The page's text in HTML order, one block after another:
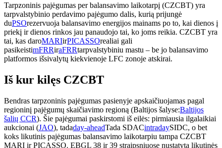
Tarpzoninis pajėgumas per balansavimo laikotarpį (CZCBT) yra
tarpvalstybinio perdavimo pajėgumo dalis, kurią prijungė
duPSOrezervuoja balansavimo energijos mainams po to, kai dienos į
priekį ir dienos rinkos jau panaudojo tai, ko joms reikia. CZCBT yra
tai, kas daroMARIirPICASSOrealiai gali
pasikeistimFRRiraFRRtarpvalstybiniu mastu – be jo balansavimo
platformos išsivalytų kiekvienoje LFC zonoje atskirai.
Iš kur kilęs CZCBT
Bendras tarpzoninis pajėgumas pasienyje apskaičiuojamas pagal
regioninį pajėgumų skaičiavimo regioną (Baltijos šalyse:Baltijos
šalių CCR). Šie pajėgumai paskirstomi iš eilės: pirmiausia ilgalaikiai
aukcionai (JAO), tadaday-aheadTada SDACintradaySIDC, o bet
koks likutinis pajėgumas balansavimo laikotarpiu tampa CZCBT
MARI ir PICASSO. EBGL 38 ir 39 straipsniuose nustatyta likutinės